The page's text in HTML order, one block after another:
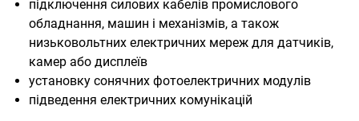
підключення силових кабелів промислового
обладнання, машин і механізмів, а також
низьковольтних електричних мереж для датчиків,
камер або дисплеїв
установку сонячних фотоелектричних модулів
підведення електричних комунікацій